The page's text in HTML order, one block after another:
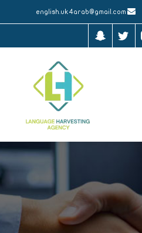
english.uk4arab@gmail.com